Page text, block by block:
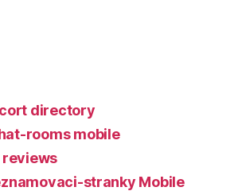
directory
rooms mobile
reviews
stranky Mobile